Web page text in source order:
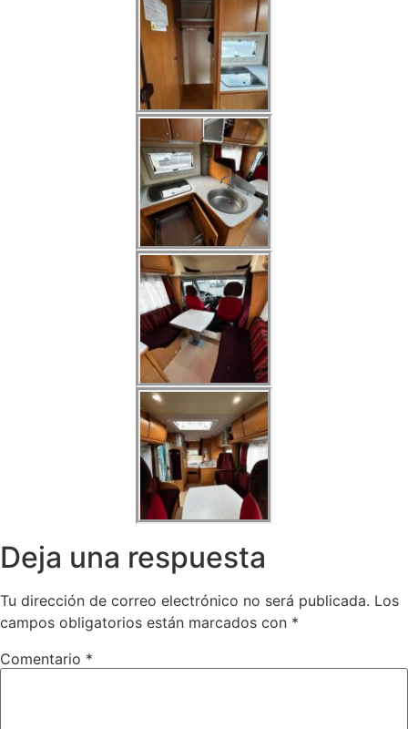
Deja una respuesta
Tu dirección de correo electrónico no será publicada. Los
campos obligatorios están marcados con *
Comentario *